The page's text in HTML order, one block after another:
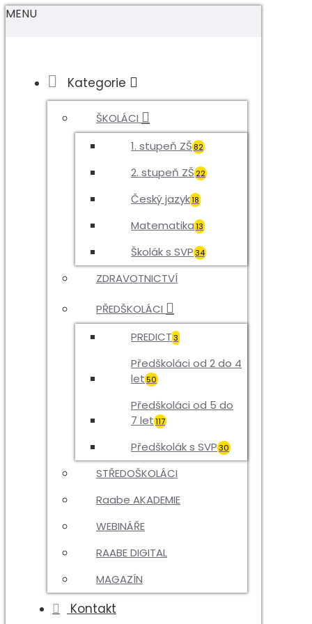
MENU
Kategorie
ŠKOLÁCI
1. stupeň ZŠ 82
2. stupeň ZŠ 22
Český jazyk18
Matematika13
Školák s SVP34
ZDRAVOTNICTVÍ
PŘEDŠKOLÁCI
PREDICT3
Předškoláci od 2 do 4
let50
Předškoláci od 5 do
7 let117
Předškolák s SVP30
STŘEDOŠKOLÁCI
Raabe AKADEMIE
WEBINÁŘE
RAABE DIGITAL
MAGAZÍN
Kontakt